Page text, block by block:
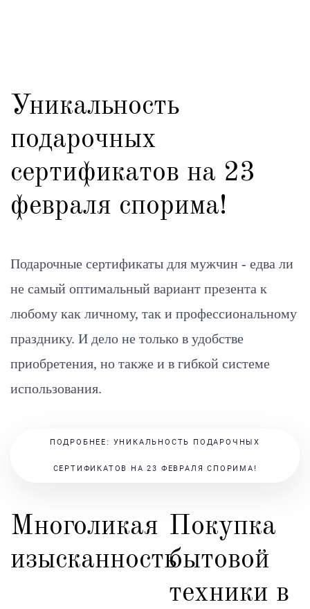
Уникальность
подарочных
сертификатов на 23
февраля спорима!
Подарочные сертификаты для мужчин - едва ли
не самый оптимальный вариант презента к
любому как личному, так и профессиональному
празднику. И дело не только в удобстве
приобретения, но также и в гибкой системе
использования.
ПОДРОБНЕЕ: УНИКАЛЬНОСТЬ ПОДАРОЧНЫХ
СЕРТИФИКАТОВ НА 23 ФЕВРАЛЯ СПОРИМА!
Многоликая
изысканность
Покупка
бытовой
техники в